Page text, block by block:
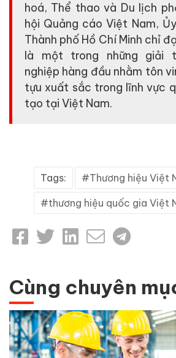
hoá, Thể thao và Du lịch
hội Quảng cáo Việt Nam,
Thành phố Hồ Chí Minh chỉ
là một trong những giải
nghiệp hàng đầu nhằm tôn
tựu xuất sắc trong lĩnh vực
tạo tại Việt Nam.
Tags: Thương hiệu Việt
thương hiệu quốc gia Việt
Cùng chuyên